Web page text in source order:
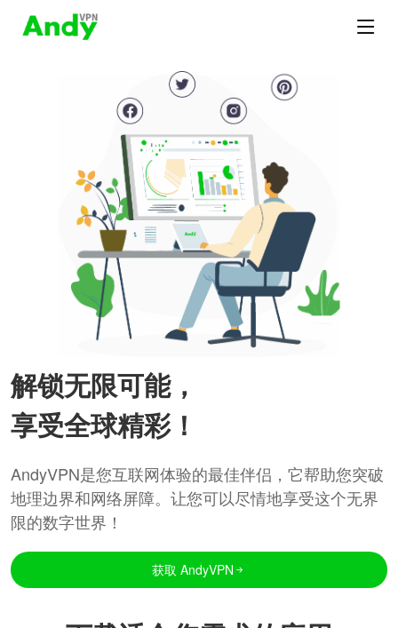
解锁无限可能，
享受全球精彩！
AndyVPN是您互联网体验的最佳伴侣，它帮助您突破
地理边界和网络屏障。让您可以尽情地享受这个无界
限的数字世界！
获取 AndyVPN